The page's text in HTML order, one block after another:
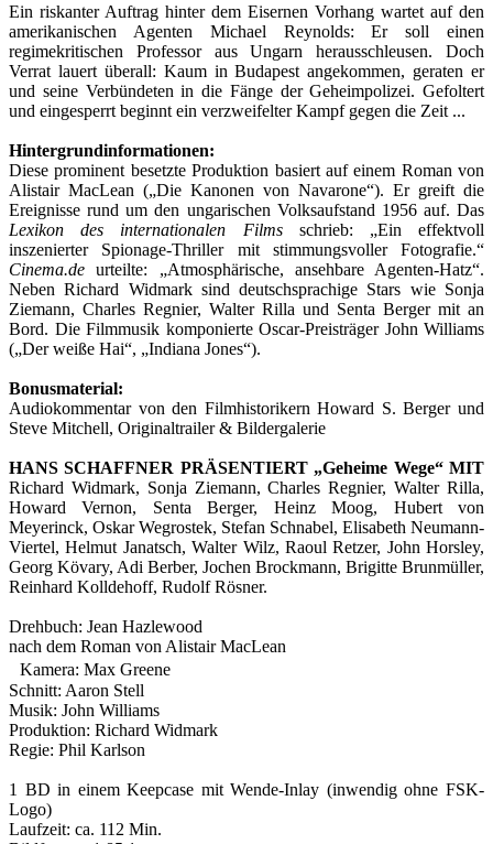
Ein riskanter Auftrag hinter dem Eisernen Vorhang wartet auf den
amerikanischen Agenten Michael Reynolds: Er soll einen
regimekritischen Professor aus Ungarn herausschleusen. Doch
Verrat lauert überall: Kaum in Budapest angekommen, geraten er
und seine Verbündeten in die Fänge der Geheimpolizei. Gefoltert
und eingesperrt beginnt ein verzweifelter Kampf gegen die Zeit ...
Hintergrundinformationen:
Diese prominent besetzte Produktion basiert auf einem Roman von
Alistair MacLean („Die Kanonen von Navarone“). Er greift die
Ereignisse rund um den ungarischen Volksaufstand 1956 auf. Das
Lexikon des internationalen Filmsschrieb: „Ein effektvoll
inszenierter Spionage-Thriller mit stimmungsvoller Fotografie.“
Cinema.de urteilte: „Atmosphärische, ansehbare Agenten-Hatz“.
Neben Richard Widmark sind deutschsprachige Stars wie Sonja
Ziemann, Charles Regnier, Walter Rilla und Senta Berger mit an
Bord. Die Filmmusik komponierte Oscar-Preisträger John Williams
(„Der weiße Hai“, „Indiana Jones“).
Bonusmaterial:
Audiokommentar von den Filmhistorikern Howard S. Berger und
Steve Mitchell, Originaltrailer & Bildergalerie
HANS SCHAFFNER PRÄSENTIERT „Geheime Wege“ MIT
Richard Widmark, Sonja Ziemann, Charles Regnier, Walter Rilla,
Howard Vernon, Senta Berger, Heinz Moog, Hubert von
Meyerinck, Oskar Wegrostek, Stefan Schnabel, Elisabeth Neumann-
Viertel, Helmut Janatsch, Walter Wilz, Raoul Retzer, John Horsley,
Georg Kövary, Adi Berber, Jochen Brockmann, Brigitte Brunmüller,
Reinhard Kolldehoff, Rudolf Rösner.
Drehbuch: Jean Hazlewood
nach dem Roman von Alistair MacLean
Kamera: Max Greene
Schnitt: Aaron Stell
Musik: John Williams
Produktion: Richard Widmark
Regie: Phil Karlson
1 BD in einem Keepcase mit Wende-Inlay (inwendig ohne FSK-
Logo)
Laufzeit: ca. 112 Min.